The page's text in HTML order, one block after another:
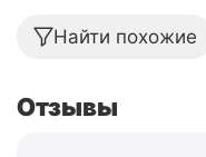
Найти похожие
Отзывы